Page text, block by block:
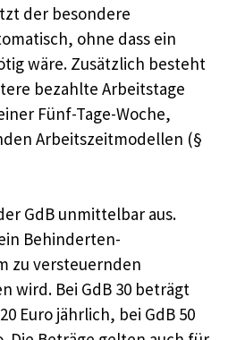
der besondere
ohne dass ein
wäre. Zusätzlich besteht
bezahlte Arbeitstage
Fünf-Tage-Woche,
Arbeitszeitmodellen (§
GdB unmittelbar aus.
Behinderten-
zu versteuernden
wird. Bei GdB 30 beträgt
Euro jährlich, bei GdB 50